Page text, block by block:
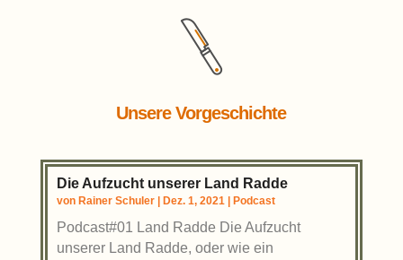
Unsere Vorgeschichte
Die Aufzucht unserer Land Radde
von Rainer Schuler| Dez. 1, 2021| Podcast
Podcast#01 Land Radde Die Aufzucht
unserer Land Radde, oder wie ein